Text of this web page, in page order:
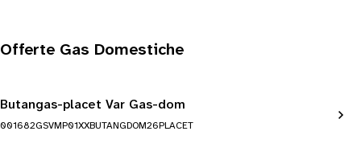
Offerte Gas Domestiche
Butangas-placet Var Gas-dom
001682GSVMP01XXBUTANGDOM26PLACET